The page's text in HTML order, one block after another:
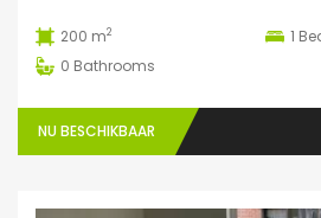
200 m2 1
0 Bathrooms
NU BESCHIKBAAR